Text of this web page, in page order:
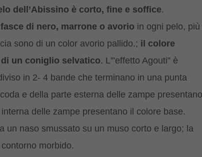
dell’Abissino è corto, fine e soffice.
fasce di nero, marrone o avorio in ogni pelo, più
sono di un color avorio pallido.; il colore
un coniglio selvatico. L'”effetto Agouti” è
in 2- 4 bande che terminano in una punta
e della parte esterna delle zampe presentano
delle zampe presentano il colore base.
un naso smussato su un muso corto e largo; la
contorno morbido.